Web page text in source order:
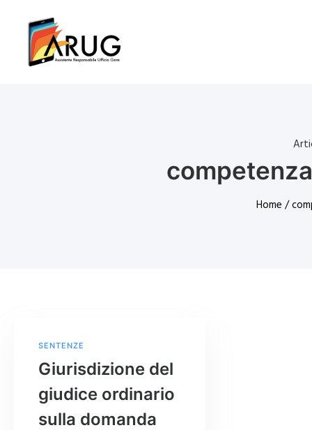
Home /
SENTENZE
Giurisdizione del
giudice ordinario
sulla domanda